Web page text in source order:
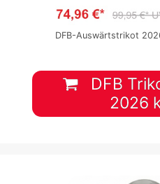
DFB-Auswärtstrikot
DFB
2026